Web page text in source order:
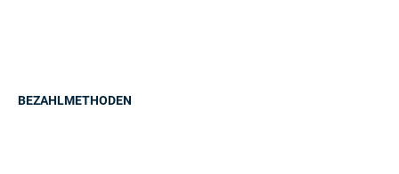
BEZAHLMETHODEN